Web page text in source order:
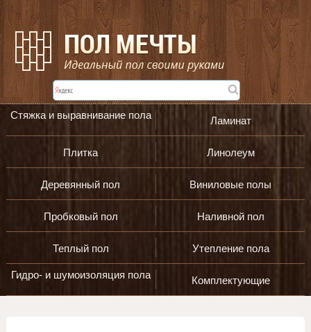
Стяжка и выравнивание пола Ламинат
Плитка Линолеум
Деревянный пол Виниловые полы
Пробковый пол Наливной пол
Теплый пол Утепление пола
Гидро- и шумоизоляция пола Комплектующие